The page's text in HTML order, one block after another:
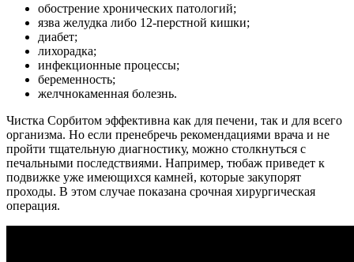
обострение хронических патологий;
язва желудка либо 12-перстной кишки;
диабет;
лихорадка;
инфекционные процессы;
беременность;
желчнокаменная болезнь.
Чистка Сорбитом эффективна как для печени, так и для всего
организма. Но если пренебречь рекомендациями врача и не
пройти тщательную диагностику, можно столкнуться с
печальными последствиями. Например, тюбаж приведет к
подвижке уже имеющихся камней, которые закупорят
проходы. В этом случае показана срочная хирургическая
операция.